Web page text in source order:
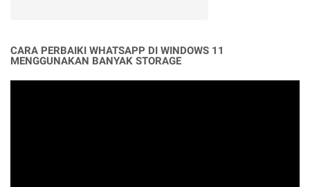
CARA PERBAIKI WHATSAPP DI WINDOWS 11
MENGGUNAKAN BANYAK STORAGE